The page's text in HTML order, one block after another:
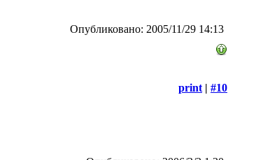
Опубликовано: 2005/11/29 14:13
print | #10